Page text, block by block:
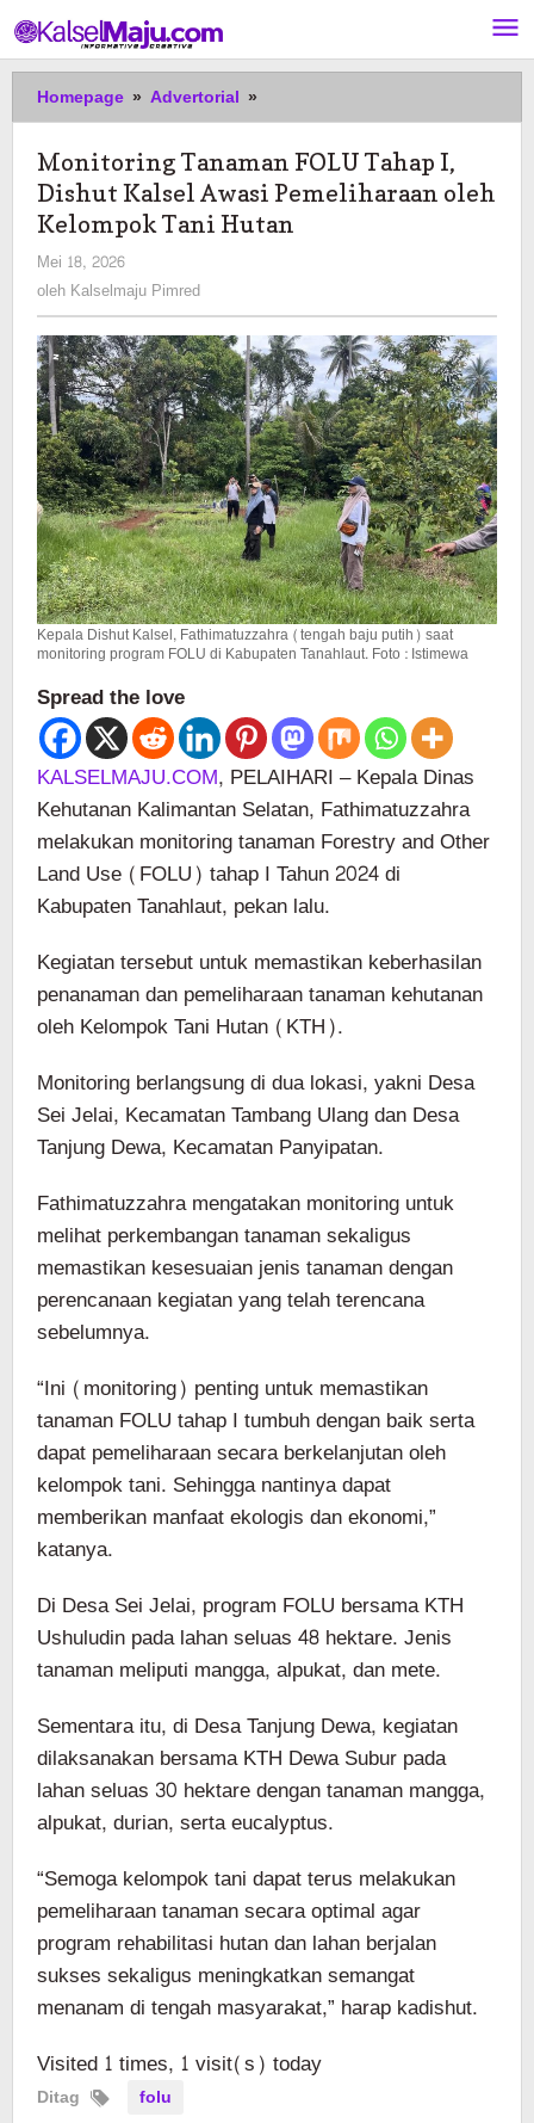
ke
konten
Homepage » Advertorial »
Tanaman
FOLU
Tahap
I,
Dishut
oleh
Kelompok
Tani
Hutan
Monitoring Tanaman FOLU Tahap I,
Dishut Kalsel Awasi Pemeliharaan oleh
Kelompok Tani Hutan
Mei 18, 2026
Kalselmaju
Pimred
oleh Kalselmaju Pimred
Kepala Dishut Kalsel, Fathimatuzzahra (tengah baju putih) saat
monitoring program FOLU di Kabupaten Tanahlaut. Foto : Istimewa
Spread the love
KALSELMAJU.COM, PELAIHARI – Kepala Dinas
Kehutanan Kalimantan Selatan, Fathimatuzzahra
melakukan monitoring tanaman Forestry and Other
Land Use (FOLU) tahap I Tahun 2024 di
Kabupaten Tanahlaut, pekan lalu.
Kegiatan tersebut untuk memastikan keberhasilan
penanaman dan pemeliharaan tanaman kehutanan
oleh Kelompok Tani Hutan (KTH).
Monitoring berlangsung di dua lokasi, yakni Desa
Sei Jelai, Kecamatan Tambang Ulang dan Desa
Tanjung Dewa, Kecamatan Panyipatan.
Fathimatuzzahra mengatakan monitoring untuk
melihat perkembangan tanaman sekaligus
memastikan kesesuaian jenis tanaman dengan
perencanaan kegiatan yang telah terencana
sebelumnya.
“Ini (monitoring) penting untuk memastikan
tanaman FOLU tahap I tumbuh dengan baik serta
dapat pemeliharaan secara berkelanjutan oleh
kelompok tani. Sehingga nantinya dapat
memberikan manfaat ekologis dan ekonomi,”
katanya.
Di Desa Sei Jelai, program FOLU bersama KTH
Ushuludin pada lahan seluas 48 hektare. Jenis
tanaman meliputi mangga, alpukat, dan mete.
Sementara itu, di Desa Tanjung Dewa, kegiatan
dilaksanakan bersama KTH Dewa Subur pada
lahan seluas 30 hektare dengan tanaman mangga,
alpukat, durian, serta eucalyptus.
“Semoga kelompok tani dapat terus melakukan
pemeliharaan tanaman secara optimal agar
program rehabilitasi hutan dan lahan berjalan
sukses sekaligus meningkatkan semangat
menanam di tengah masyarakat,” harap kadishut.
Visited 1 times, 1 visit(s) today
Ditag folu